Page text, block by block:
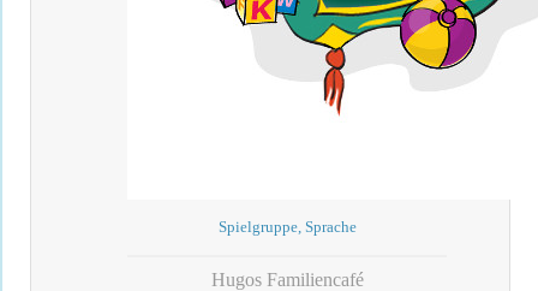
Spielgruppe, Sprache
Hugos Familiencafé